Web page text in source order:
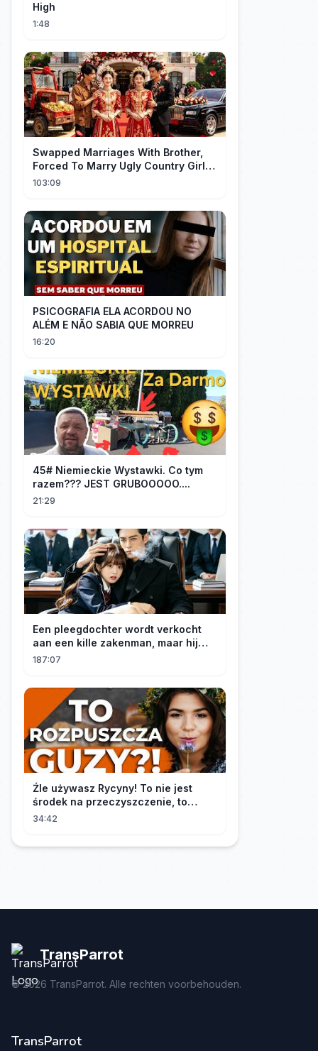
High
1:48
Swapped Marriages With Brother,
Forced To Marry Ugly Country Girl—
He's A Gorgeous Billionaire CEO!
103:09
PSICOGRAFIA ELA ACORDOU NO
ALÉM E NÃO SABIA QUE MORREU
16:20
45# Niemieckie Wystawki. Co tym
razem??? JEST GRUBOOOOO....
21:29
Een pleegdochter wordt verkocht
aan een kille zakenman, maar hij
wordt verliefd op haar en neemt
187:07
Źle używasz Rycyny! To nie jest
środek na przeczyszczenie, to
potężny "rozpuszczalnik".
34:42
TransParrot
©2026 TransParrot. Alle rechten voorbehouden.
TransParrot